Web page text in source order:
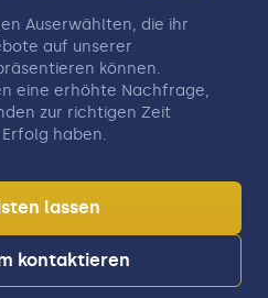
Auserwählten, die ihr
auf unserer
können.
eine erhöhte Nachfrage,
zur richtigen Zeit
haben.
lassen
kontaktieren